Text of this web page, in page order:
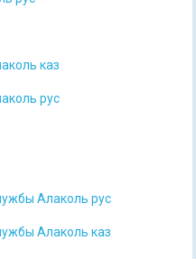
каз
рус
Алаколь рус
Алаколь каз